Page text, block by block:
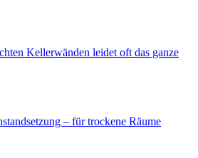
Kellerwänden leidet oft das ganze
– für trockene Räume